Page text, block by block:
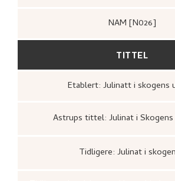
NAM [N026]
TITTEL
Etablert: Julinatt i skogens
Astrups tittel: Julinat i
Bjarne
Tidligere: Julinat i skogen